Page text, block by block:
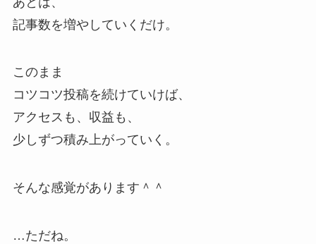
記事数を増やしていくだけ。
このまま
コツコツ投稿を続けていけば、
アクセスも、収益も、
少しずつ積み上がっていく。
そんな感覚があります＾＾
…ただね。